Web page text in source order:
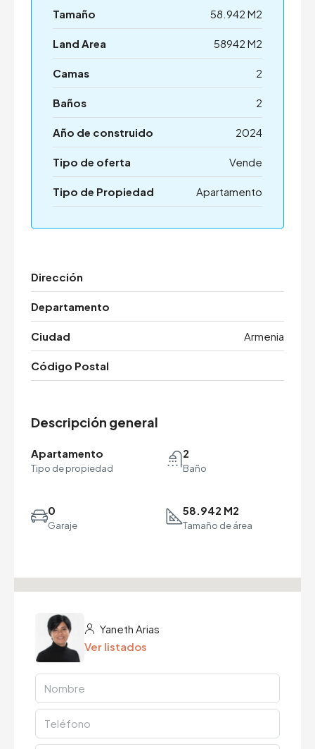
Tamaño 58.942 M2
Land Area 58942 M2
Camas 2
Baños 2
Año de construido 2024
Tipo de oferta Vende
Tipo de Propiedad Apartamento
Dirección
Departamento
Ciudad Armenia
Código Postal
Descripción general
Apartamento
Tipo de propiedad
2
Baño
0
Garaje
58.942 M2
Tamaño de área
Yaneth Arias
Ver listados